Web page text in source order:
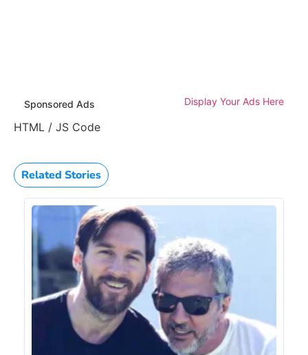
Sponsored Ads Display Your Ads Here
HTML / JS Code
Related Stories